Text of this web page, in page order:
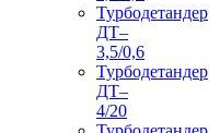
Турбодетандер
ДТ–
3,5/0,6
Турбодетандер
ДТ–
4/20